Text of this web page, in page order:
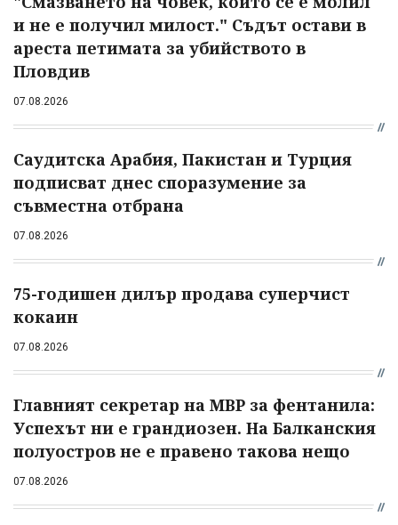
и не е получил милост." Съдът остави в
ареста петимата за убийството в
Пловдив
07.08.2026
Саудитска Арабия, Пакистан и Турция
подписват днес споразумение за
съвместна отбрана
07.08.2026
75-годишен дилър продава суперчист
кокаин
07.08.2026
Главният секретар на МВР за фентанила:
Успехът ни е грандиозен. На Балканския
полуостров не е правено такова нещо
07.08.2026